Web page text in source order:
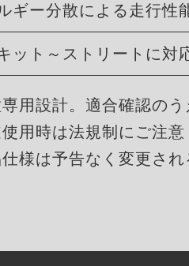
ギー分散による走行性
ット～ストリートに対
用設計。適合確認のう
用時は法規制にご注意
様は予告なく変更され